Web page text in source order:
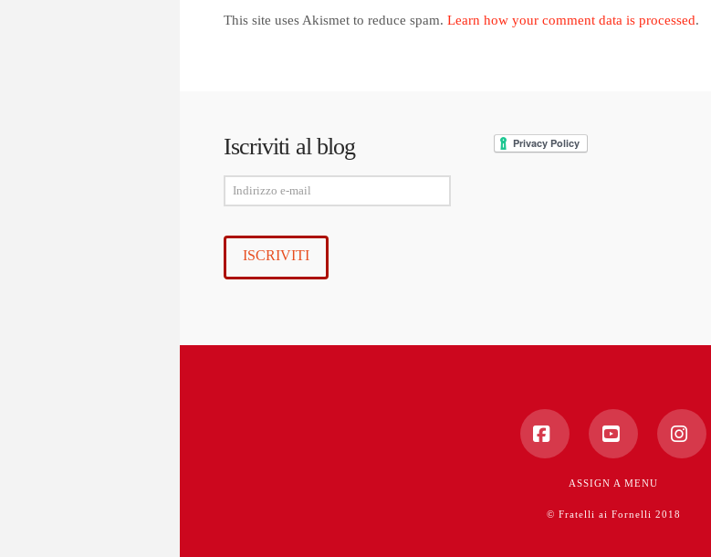
This site uses Akismet to reduce spam. Learn how your comment data is processed.
Iscriviti al blog
Indirizzo
e-
mail
ISCRIVITI
FacebookYouTube
ASSIGN A MENU
© Fratelli ai Fornelli 2018